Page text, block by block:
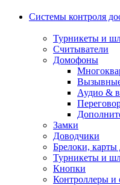
Системы контроля
Турникеты и
Cчитыватели
Домофоны
Аудио &
Замки
Доводчики
Брелоки, карты
Турникеты и
Кнопки
Контроллеры и